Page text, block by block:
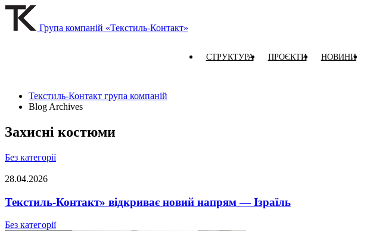
Група компаній «Текстиль-Контакт»
СТРУКТУРА ПРОЄКТИ НОВИНИ
Текстиль-Контакт група компаній
Blog Archives
Захисні костюми
Без категорії
28.04.2026
Текстиль-Контакт» відкриває новий напрям — Ізраїль
Без категорії